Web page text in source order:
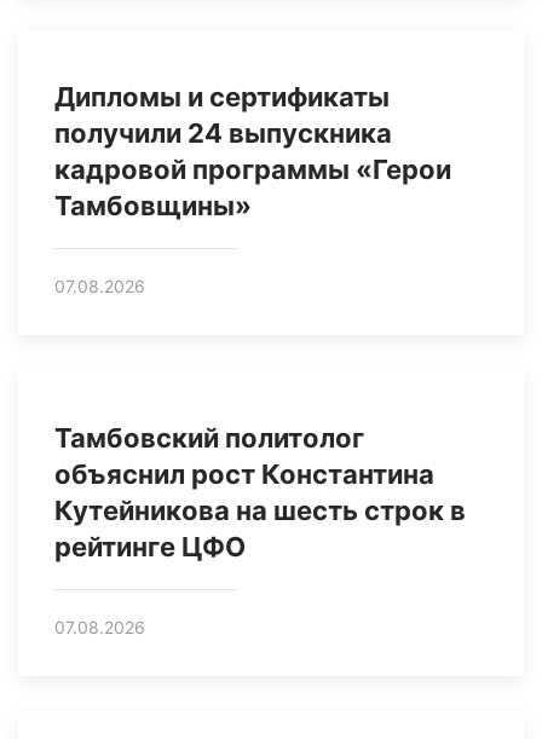
Дипломы и сертификаты
получили 24 выпускника
кадровой программы «Герои
Тамбовщины»
07.08.2026
Тамбовский политолог
объяснил рост Константина
Кутейникова на шесть строк в
рейтинге ЦФО
07.08.2026